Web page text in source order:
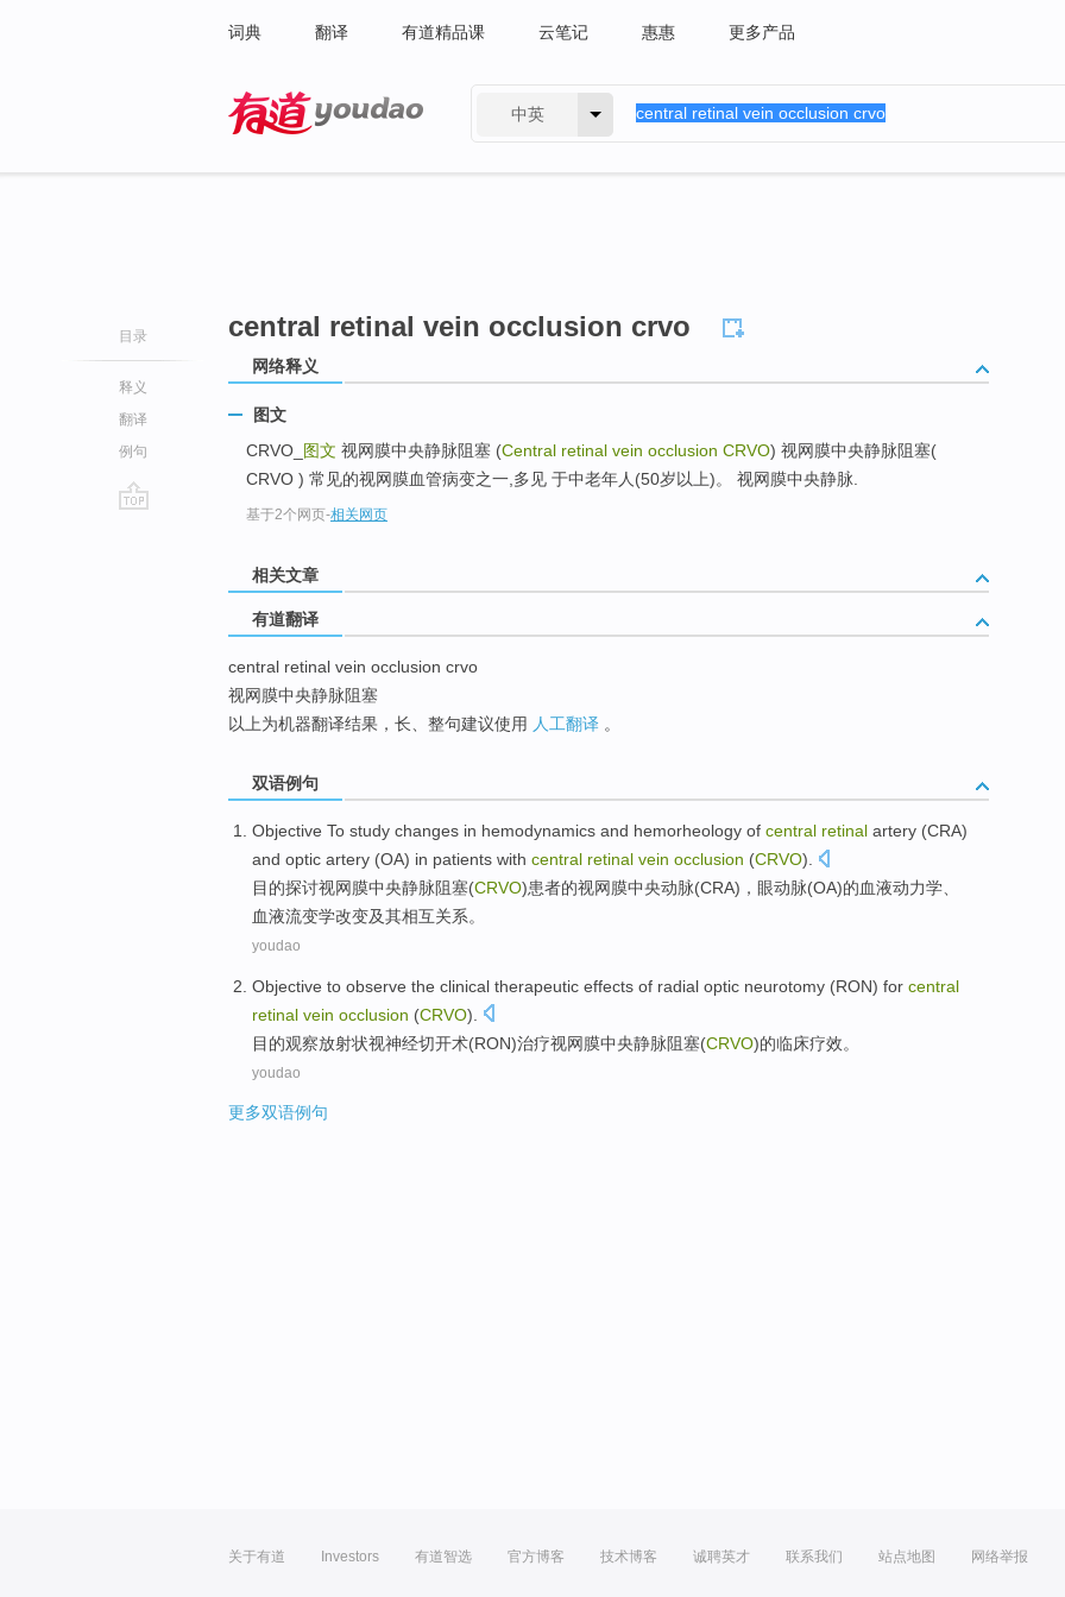
词典 翻译 有道精品课 云笔记 惠惠 更多产品
中英
目录
释义
翻译
例句
central retinal vein occlusion crvo
网络释义
图文
CRVO_ 图文 视网膜中央静脉阻塞 (Central retinal vein occlusion CRVO) 视网膜中央静脉阻塞(
CRVO ) 常见的视网膜血管病变之一,多见 于中老年人(50岁以上)。 视网膜中央静脉.
基于2个网页-相关网页
相关文章
有道翻译
central retinal vein occlusion crvo
视网膜中央静脉阻塞
以上为机器翻译结果，长、整句建议使用 人工翻译 。
双语例句
Objective To study changes in hemodynamics and hemorheology of central retinal artery (CRA)
and optic artery (OA) in patients with central retinal vein occlusion (CRVO).
目的探讨视网膜中央静脉阻塞(CRVO)患者的视网膜中央动脉(CRA)， 眼动脉(OA)的血液动力学、
血液流变学改变及其相互关系。
youdao
Objective to observe the clinical therapeutic effects of radial optic neurotomy (RON) for central
retinal vein occlusion (CRVO).
目的观察放射状视神经切开术(RON)治疗视网膜中央静脉阻塞(CRVO)的临床疗效。
youdao
更多双语例句
关于有道 Investors 有道智选 官方博客 技术博客 诚聘英才 联系我们 站点地图 网络举报